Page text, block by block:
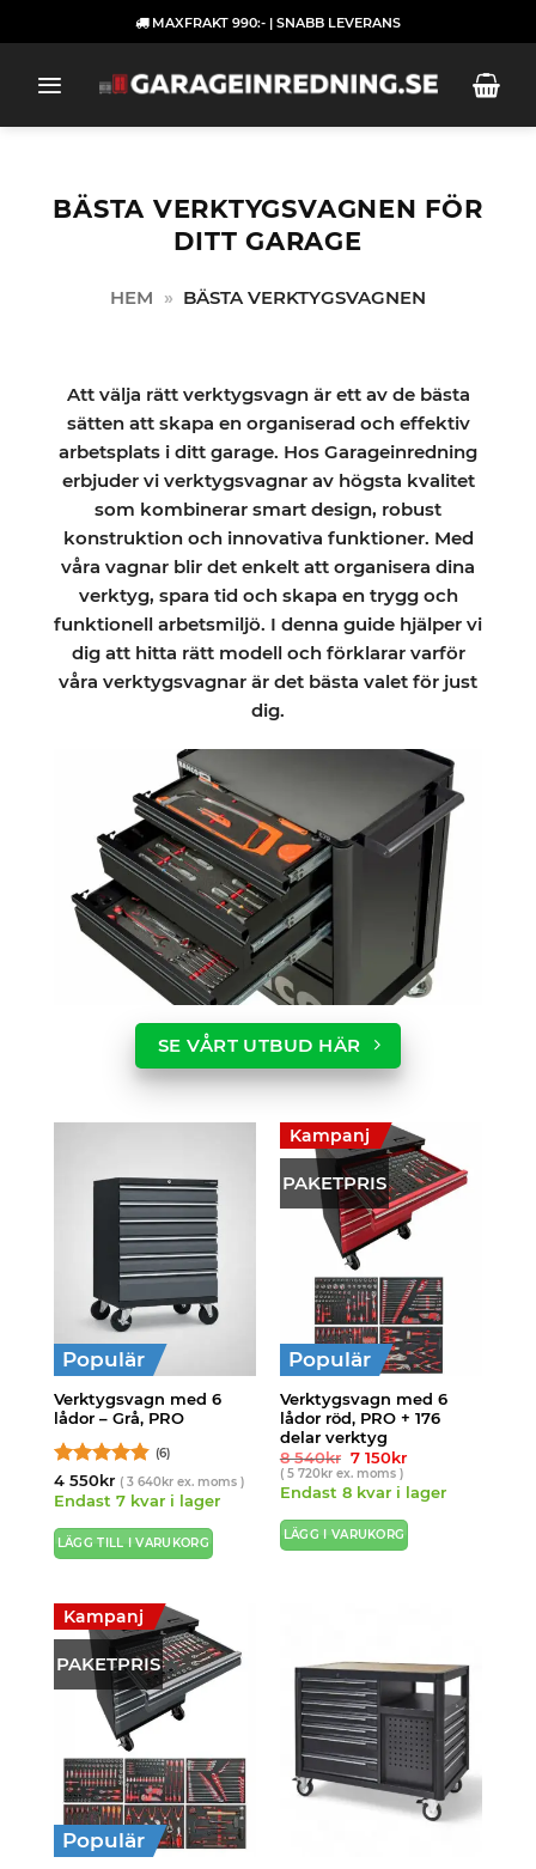
to
MAXFRAKT 990:- | SNABB LEVERANS
BÄSTA VERKTYGSVAGNEN FÖR
DITT GARAGE
HEM » BÄSTA VERKTYGSVAGNEN
Att välja rätt verktygsvagn är ett av de bästa
sätten att skapa en organiserad och effektiv
arbetsplats i ditt garage. Hos Garageinredning
erbjuder vi verktygsvagnar av högsta kvalitet
som kombinerar smart design, robust
konstruktion och innovativa funktioner. Med
våra vagnar blir det enkelt att organisera dina
verktyg, spara tid och skapa en trygg och
funktionell arbetsmiljö. I denna guide hjälper vi
dig att hitta rätt modell och förklarar varför
våra verktygsvagnar är det bästa valet för just
dig.
SE VÅRT UTBUD HÄR
Populär
Verktygsvagn med 6
lådor – Grå, PRO
Betygsatt
4.83av 5
(6)
4 550kr ( 3 640krex. moms )
Endast 7 kvar i lager
LÄGG TILL I VARUKORG
PAKETPRIS
Kampanj
Populär
Verktygsvagn med 6
lådor röd, PRO + 176
delar verktyg
8 540kr Det
ursprungliga
priset
var:
540kr.
7 150krDet
priset
är:
150kr.
( 5 720krex. moms )
Endast 8 kvar i lager
LÄGG I VARUKORG
PAKETPRIS
Kampanj
Populär